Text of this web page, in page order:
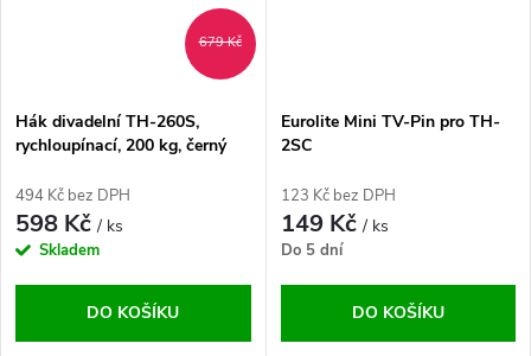
679 Kč
Hák divadelní TH-260S,
rychloupínací, 200 kg, černý
494 Kč bez DPH
598 Kč/ ks
Skladem
DO KOŠÍKU
Eurolite Mini TV-Pin pro TH-
2SC
123 Kč bez DPH
149 Kč/ ks
Do 5 dní
DO KOŠÍKU